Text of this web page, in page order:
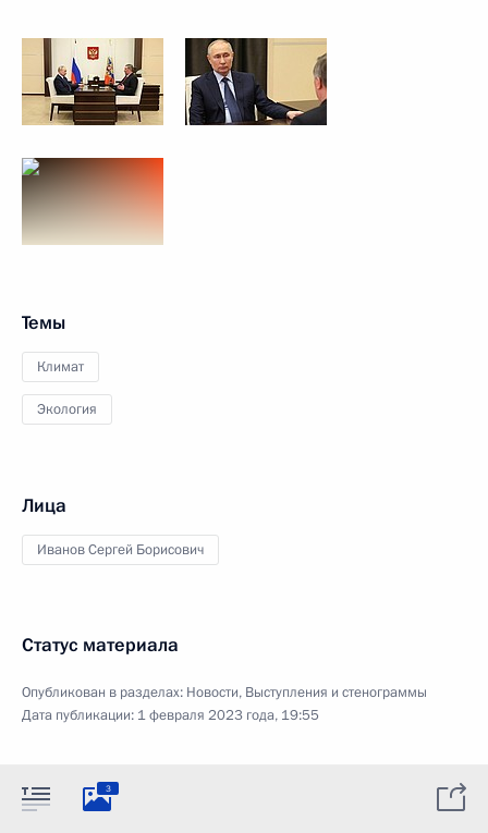
Темы
Климат
Экология
Лица
Иванов Сергей Борисович
Статус материала
Опубликован в разделах: Новости, Выступления и стенограммы
Дата публикации: 1 февраля 2023 года, 19:55
3